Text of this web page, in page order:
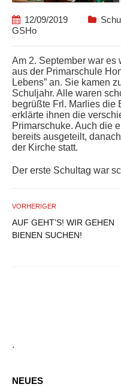
12/09/2019
GSHo
Am 2. September war es
aus der Primarschule
Lebens” an. Sie kamen
Schuljahr. Alle waren
begrüßte Frl. Marlies die
erklärte ihnen die
Primarschuke. Auch die
bereits ausgeteilt,
der Kirche statt.
Der erste Schultag war
VORHERIGER
AUF GEHT’S! WIR GEHEN
BIENEN SUCHEN!
.
NEUES